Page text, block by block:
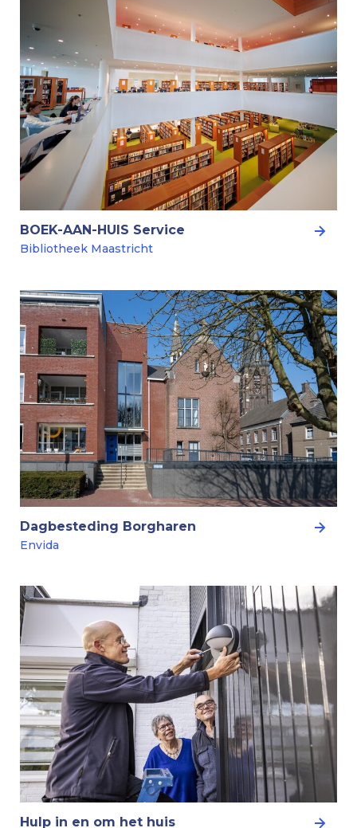
BOEK-AAN-HUIS Service
Bibliotheek Maastricht
Dagbesteding Borgharen
Envida
Hulp in en om het huis